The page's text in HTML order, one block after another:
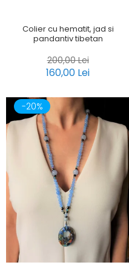
Colier cu hematit, jad si
pandantiv tibetan
200,00 Lei
160,00 Lei
-20%